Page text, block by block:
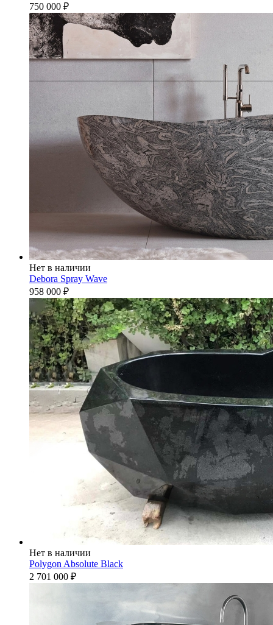
750 000 ₽
Нет в наличии
Debora Spray Wave
958 000 ₽
Нет в наличии
Polygon Absolute Black
2 701 000 ₽